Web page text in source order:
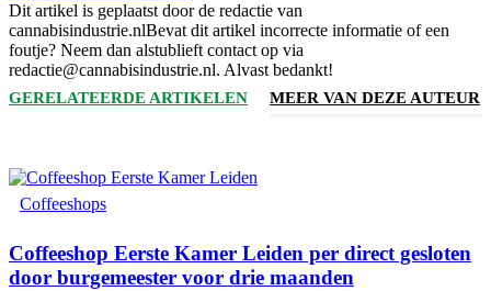
Dit artikel is geplaatst door de redactie van
cannabisindustrie.nlBevat dit artikel incorrecte informatie of een
foutje? Neem dan alstublieft contact op via
redactie@cannabisindustrie.nl. Alvast bedankt!
GERELATEERDE ARTIKELEN MEER VAN DEZE AUTEUR
Coffeeshops
Coffeeshop Eerste Kamer Leiden per direct gesloten
door burgemeester voor drie maanden